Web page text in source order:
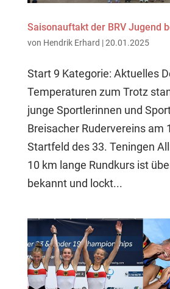
Saisonauftakt der BRV Jugend
von Hendrik Erhard |20.01.2025
Start 9 Kategorie: Aktuelles
Temperaturen zum Trotz
junge Sportlerinnen und
Breisacher Rudervereins am
Startfeld des 33. Teningen
10 km lange Rundkurs ist
bekannt und lockt...